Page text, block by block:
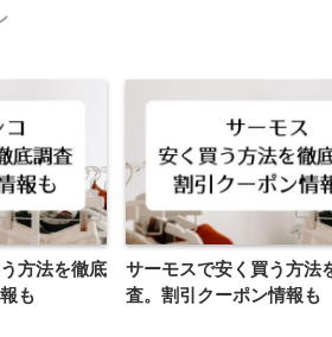
方法を徹底
も
サーモスで安く買う方法
査。割引クーポン情報も